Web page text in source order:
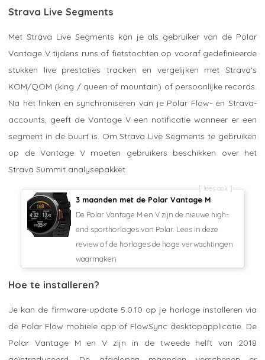
Strava Live Segments
Met Strava Live Segments kan je als gebruiker van de Polar
Vantage V tijdens runs of fietstochten op vooraf gedefinieerde
stukken live prestaties tracken en vergelijken met Strava's
KOM/QOM (king / queen of mountain) of persoonlijke records.
Na het linken en synchroniseren van je Polar Flow- en Strava-
accounts, geeft de Vantage V een notificatie wanneer er een
segment in de buurt is. Om Strava Live Segments te gebruiken
op de Vantage V moeten gebruikers beschikken over het
Strava Summit analysepakket.
lees ook
3 maanden met de Polar Vantage M
De Polar Vantage M en V zijn de nieuwe high-
end sporthorloges van Polar. Lees in deze
review of de horloges de hoge verwachtingen
waarmaken.
Hoe te installeren?
Je kan de firmware-update 5.0.10 op je horloge installeren via
de Polar Flow mobiele app of FlowSync desktopapplicatie. De
Polar Vantage M en V zijn in de tweede helft van 2018